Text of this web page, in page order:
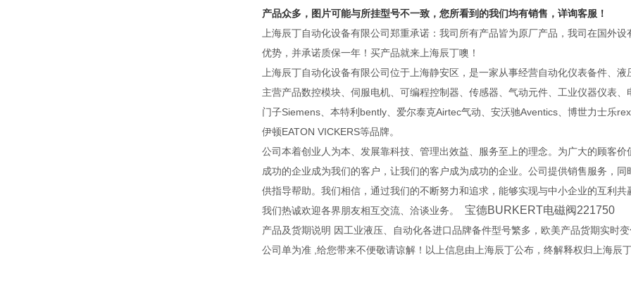
产品众多，图片可能与所挂型号不一致，您所看到的我们均有销售，详询客服！
上海辰丁自动化设备有限公司郑重承诺：我司所有产品皆为原厂产品，我司在国外
优势，并承诺质保一年！买产品就来上海辰丁噢！
上海辰丁自动化设备有限公司位于上海静安区，是一家从事经营自动化仪表备件、
主营产品数控模块、伺服电机、可编程控制器、传感器、气动元件、工业仪器仪表
门子Siemens、本特利bently、爱尔泰克Airtec气动、安沃驰Aventics、博世力士乐
伊顿EATON VICKERS等品牌。
公司本着创业人为本、发展靠科技、管理出效益、服务至上的理念。为广大的顾客
成功的企业成为我们的客户，让我们的客户成为成功的企业。公司提供销售服务，
供指导帮助。我们相信，通过我们的不断努力和追求，能够实现与中小企业的互利
我们热诚欢迎各界朋友相互交流、洽谈业务。 宝德BURKERT电磁阀221750
产品及货期说明 因工业液压、自动化各进口品牌备件型号繁多，欧美产品货期实时
公司单为准 ,给您带来不便敬请谅解！以上信息由上海辰丁公布，终解释权归上海辰